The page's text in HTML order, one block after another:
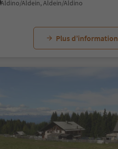
Aldino/Aldein, Aldein/Aldino
Plus d’information